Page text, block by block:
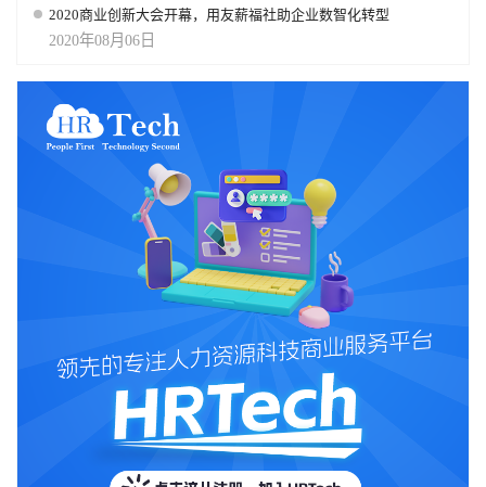
2020商业创新大会开幕，用友薪福社助企业数智化转型
2020年08月06日